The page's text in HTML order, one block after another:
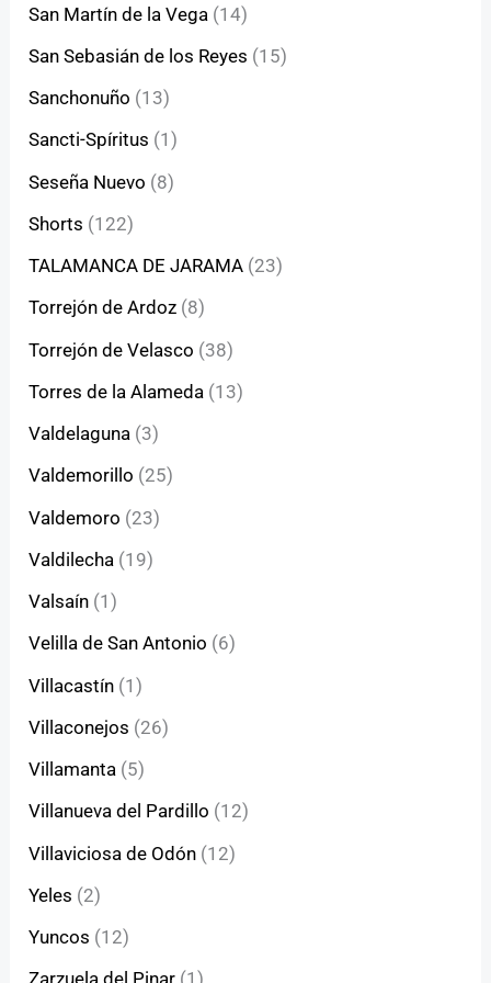
San Martín de la Vega (14)
San Sebasián de los Reyes (15)
Sanchonuño (13)
Sancti-Spíritus (1)
Seseña Nuevo (8)
Shorts (122)
TALAMANCA DE JARAMA (23)
Torrejón de Ardoz (8)
Torrejón de Velasco (38)
Torres de la Alameda (13)
Valdelaguna (3)
Valdemorillo (25)
Valdemoro (23)
Valdilecha (19)
Valsaín (1)
Velilla de San Antonio (6)
Villacastín (1)
Villaconejos (26)
Villamanta (5)
Villanueva del Pardillo (12)
Villaviciosa de Odón (12)
Yeles (2)
Yuncos (12)